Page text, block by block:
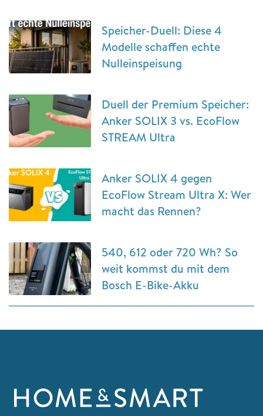
Speicher-Duell: Diese 4
Modelle schaffen echte
Nulleinspeisung
Duell der Premium Speicher:
Anker SOLIX 3 vs. EcoFlow
STREAM Ultra
Anker SOLIX 4 gegen
EcoFlow Stream Ultra X: Wer
macht das Rennen?
540, 612 oder 720 Wh? So
weit kommst du mit dem
Bosch E-Bike-Akku